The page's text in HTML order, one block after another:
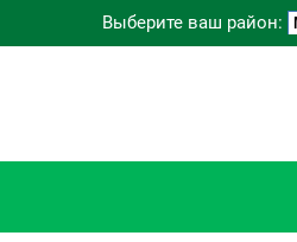
Выберите ваш район: